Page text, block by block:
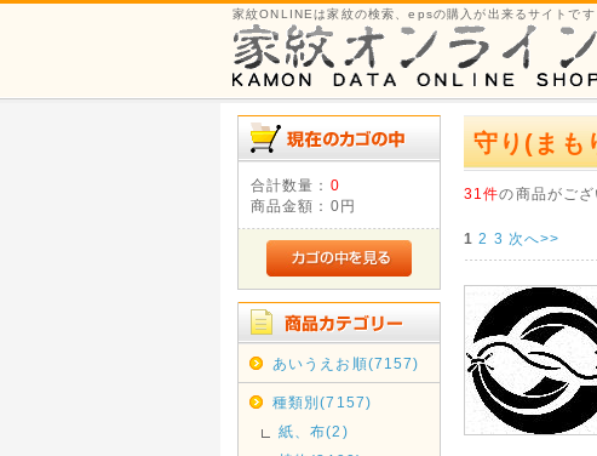
家紋ONLINEは家紋の検索、epsの購入が出来るサイトです
合計数量： 0
商品金額： 0円
あいうえお順(7157)
種類別(7157)
紙、布(2)
守り(まも
31件の商品がござ
1 2 3 次へ>>